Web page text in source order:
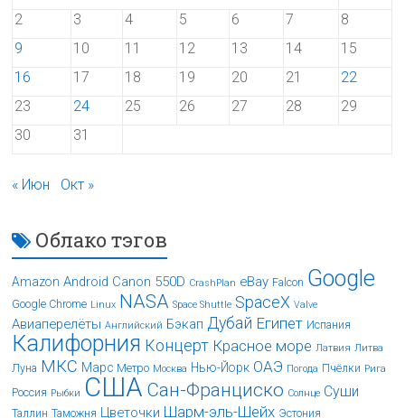
2
3 4 5 6 7
8
9
10 11 12 13 14
15
16
17 18 19 20 21
22
23
24 25 26 27 28
29
30
31
« Июн Окт »
Облако тэгов
Amazon Android Canon 550D CrashPlan eBay Falcon Google
Google Chrome Linux NASA Space Shuttle SpaceX Valve
Авиаперелёты Английский Бэкап Дубай Египет Испания
Калифорния Концерт Красное море Латвия Литва
Луна МКС Марс Метро Москва Нью-Йорк ОАЭ Погода Пчёлки Рига
Россия Рыбки США Сан-Франциско Солнце Суши
Таллин Таможня Цветочки Шарм-эль-Шейх Эстония